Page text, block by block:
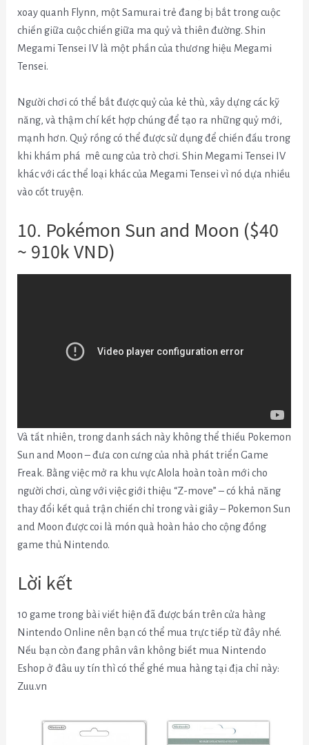
xoay quanh Flynn, một Samurai trẻ đang bị bắt trong cuộc
chiến giữa cuộc chiến giữa ma quỷ và thiên đường.Shin
Megami Tensei IV là một phần của thương hiệu Megami
Tensei.
Người chơi có thể bắt được quỷ của kẻ thù, xây dựng các kỹ
năng, và thậm chí kết hợp chúng để tạo ra những quỷ mới,
mạnh hơn. Quỷ rồng có thể được sử dụng để chiến đấu trong
khi khám phá mê cung của trò chơi.Shin Megami Tensei IV
khác với các thể loại khác của Megami Tensei vì nó dựa nhiều
vào cốt truyện.
10. Pokémon Sun and Moon ($40
~ 910k VND)
Và tất nhiên, trong danh sách này không thể thiếu Pokemon
Sun and Moon – đưa con cưng của nhà phát triển Game
Freak. Bằng việc mở ra khu vựcAlola hoàn toàn mới cho
người chơi, cùng với việc giới thiệu“Z-move”– có khả năng
thay đổi kết quả trận chiến chỉ trong vài giây – Pokemon Sun
and Moon được coi là món quà hoàn hảo cho cộng đồng
game thủ Nintendo.
Lời kết
10 game trong bài viết hiện đã được bán trên cửa hàng
Nintendo Online nên bạn có thể mua trực tiếp từ đây nhé.
Nếu bạn còn đang phân vân không biết mua Nintendo
Eshop ở đâu uy tín thì có thể ghé mua hàng tại địa chỉ này:
Zuu.vn